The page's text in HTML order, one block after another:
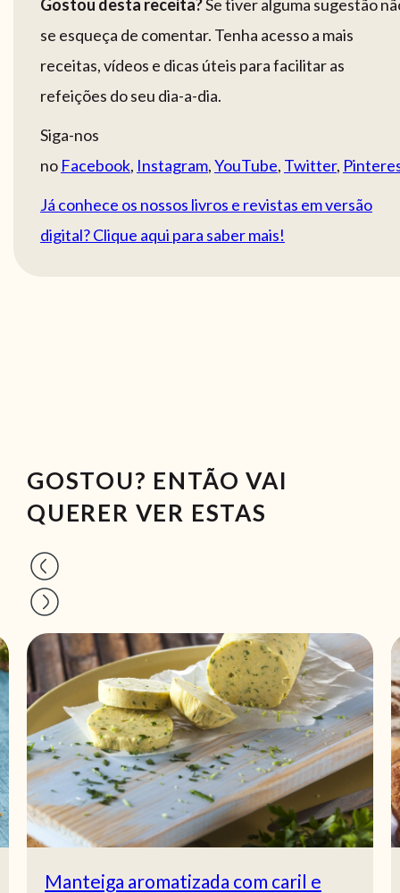
Gostou desta receita?Se tiver alguma sugestão
se esqueça de comentar. Tenha acesso a mais
receitas, vídeos e dicas úteis para facilitar as
refeições do seu dia-a-dia.
Siga-nos
no Facebook, Instagram,YouTube, Twitter,
Já conhece os nossos livros e revistas em versão
digital? Clique aqui para saber mais!
GOSTOU? ENTÃO VAI
QUERER VER ESTAS
Manteiga aromatizada com caril e